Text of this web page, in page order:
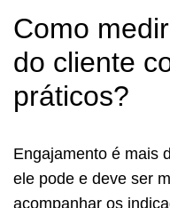
Como
do cliente
práticos?
Engajamento é mais
ele pode e deve ser
acompanhar os